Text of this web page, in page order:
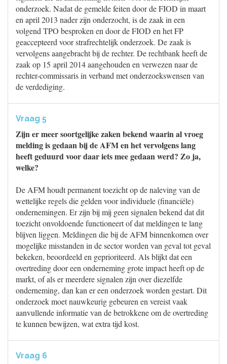
onderzoek. Nadat de gemelde feiten door de FIOD in maart
en april 2013 nader zijn onderzocht, is de zaak in een
volgend TPO besproken en door de FIOD en het FP
geaccepteerd voor strafrechtelijk onderzoek. De zaak is
vervolgens aangebracht bij de rechter. De rechtbank heeft de
zaak op 15 april 2014 aangehouden en verwezen naar de
rechter-commissaris in verband met onderzoekswensen van
de verdediging.
Vraag 5
Zijn er meer soortgelijke zaken bekend waarin al vroeg
melding is gedaan bij de AFM en het vervolgens lang
heeft geduurd voor daar iets mee gedaan werd? Zo ja,
welke?
De AFM houdt permanent toezicht op de naleving van de
wettelijke regels die gelden voor individuele (financiële)
ondernemingen. Er zijn bij mij geen signalen bekend dat dit
toezicht onvoldoende functioneert of dat meldingen te lang
blijven liggen. Meldingen die bij de AFM binnenkomen over
mogelijke misstanden in de sector worden van geval tot geval
bekeken, beoordeeld en geprioriteerd. Als blijkt dat een
overtreding door een onderneming grote impact heeft op de
markt, of als er meerdere signalen zijn over diezelfde
onderneming, dan kan er een onderzoek worden gestart. Dit
onderzoek moet nauwkeurig gebeuren en vereist vaak
aanvullende informatie van de betrokkene om de overtreding
te kunnen bewijzen, wat extra tijd kost.
Vraag 6